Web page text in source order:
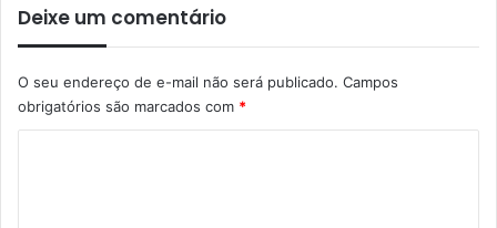
Deixe um comentário
O seu endereço de e-mail não será publicado. Campos
obrigatórios são marcados com *